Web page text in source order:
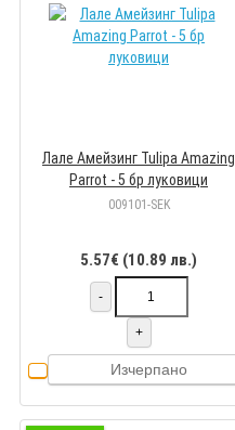
Лале Амейзинг Tulipa Amazing
Parrot - 5 бр луковици
009101-SEK
5.57€ (10.89 лв.)
-
+
Изчерпано